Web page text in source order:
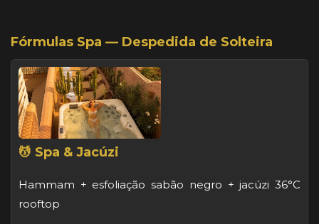
Fórmulas Spa — Despedida de Solteira
💆 Spa & Jacúzi
Hammam + esfoliação sabão negro + jacúzi 36°C
rooftop